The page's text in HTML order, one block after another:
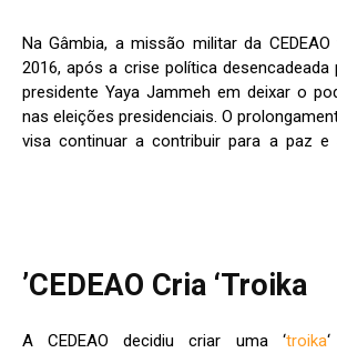
Na Gâmbia, a missão militar da
2016, após a crise política
presidente Yaya Jammeh em deixar o
nas eleições presidenciais. O
visa continuar a contribuir para a paz e
CEDEAO Cria ‘Troika’
A CEDEAO decidiu criar uma ‘troika